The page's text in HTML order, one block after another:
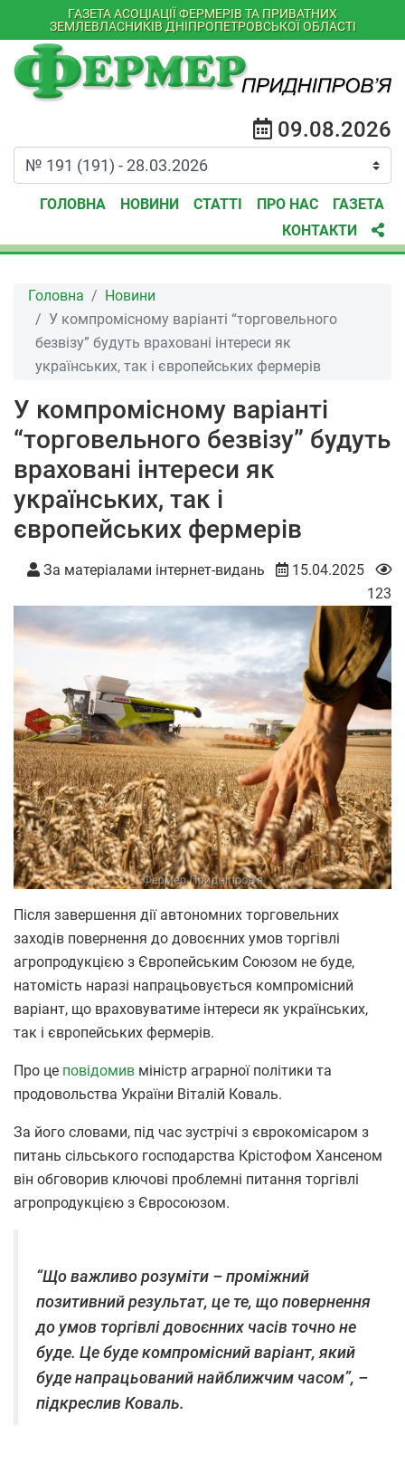
ГАЗЕТА АСОЦІАЦІЇ ФЕРМЕРІВ ТА ПРИВАТНИХ
ЗЕМЛЕВЛАСНИКІВ ДНІПРОПЕТРОВСЬКОЇ ОБЛАСТІ
09.08.2026
ГОЛОВНА НОВИНИ СТАТТІ ПРО НАС
ГАЗЕТА
КОНТАКТИ
Головна
Новини
У компромісному варіанті “торговельного
безвізу” будуть враховані інтереси як
українських, так і європейських фермерів
У компромісному варіанті
“торговельного безвізу” будуть
враховані інтереси як
українських, так і
європейських фермерів
За матеріалами інтернет-видань
15.04.2025
123
Після завершення дії автономних торговельних
заходів повернення до довоєнних умов торгівлі
агропродукцією з Європейським Союзом не буде,
натомість наразі напрацьовується компромісний
варіант, що враховуватиме інтереси як українських,
так і європейських фермерів.
Про це повідомив міністр аграрної політики та
продовольства України Віталій Коваль.
За його словами, під час зустрічі з єврокомісаром з
питань сільського господарства Крістофом Хансеном
він обговорив ключові проблемні питання торгівлі
агропродукцією з Євросоюзом.
“Що важливо розуміти – проміжний
позитивний результат, це те, що повернення
до умов торгівлі довоєнних часів точно не
буде. Це буде компромісний варіант, який
буде напрацьований найближчим часом”, –
підкреслив Коваль.